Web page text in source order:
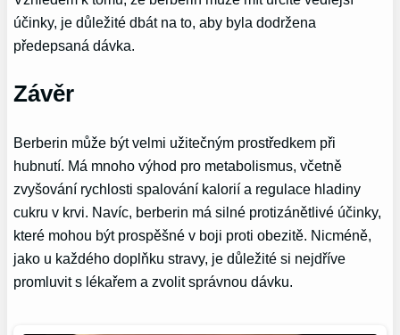
účinky, je důležité dbát na to, aby byla dodržena
předepsaná dávka.
Závěr
Berberin může být velmi užitečným prostředkem při
hubnutí. Má mnoho výhod pro metabolismus, včetně
zvyšování rychlosti spalování kalorií a regulace hladiny
cukru v krvi. Navíc, berberin má silné protizánětlivé účinky,
které mohou být prospěšné v boji proti obezitě. Nicméně,
jako u každého doplňku stravy, je důležité si nejdříve
promluvit s lékařem a zvolit správnou dávku.